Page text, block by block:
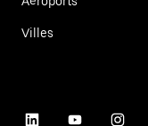
Villes